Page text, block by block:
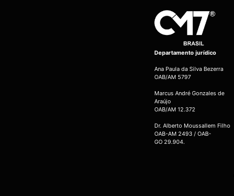
Departamento jurídico
Ana Paula da Silva Bezerra
OAB/AM 5797
Marcus André Gonzales de
Araújo
OAB/AM 12.372
Dr. Alberto Moussallem Filho
OAB-AM 2493 / OAB-
GO 29.904.